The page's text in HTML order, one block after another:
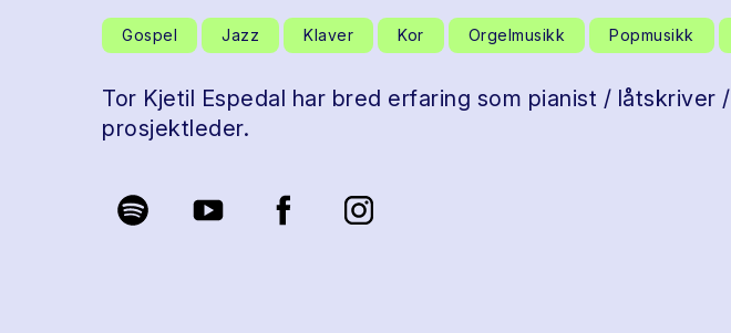
Gospel Jazz Klaver Kor Orgelmusikk Popmusikk
Tor Kjetil Espedal har bred erfaring som pianist / låtskriver /
prosjektleder.